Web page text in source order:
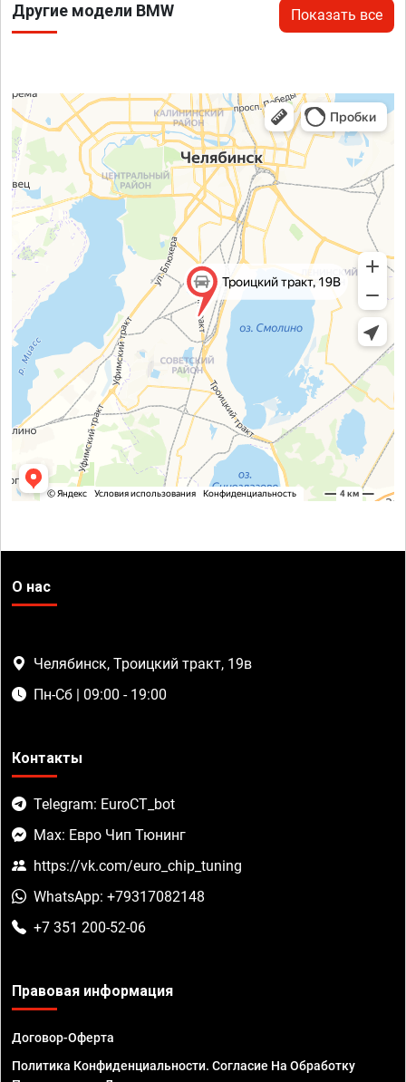
Другие модели BMW Показать все
О нас
Челябинск, Троицкий тракт, 19в
Пн-Сб | 09:00 - 19:00
Контакты
Telegram: EuroCT_bot
Max: Евро Чип Тюнинг
https://vk.com/euro_chip_tuning
WhatsApp: +79317082148
+7 351 200-52-06
Правовая информация
Договор-Оферта
Политика Конфиденциальности. Согласие На Обработку